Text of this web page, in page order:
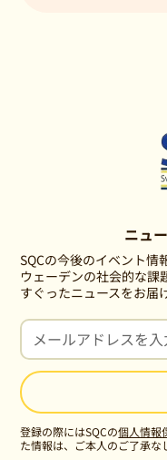
ニュ
SQCの今後のイベント情
ウェーデンの社会的な課
すぐったニュースをお届
登録の際にはSQCの個人情報
た情報は、ご本人のご了承な